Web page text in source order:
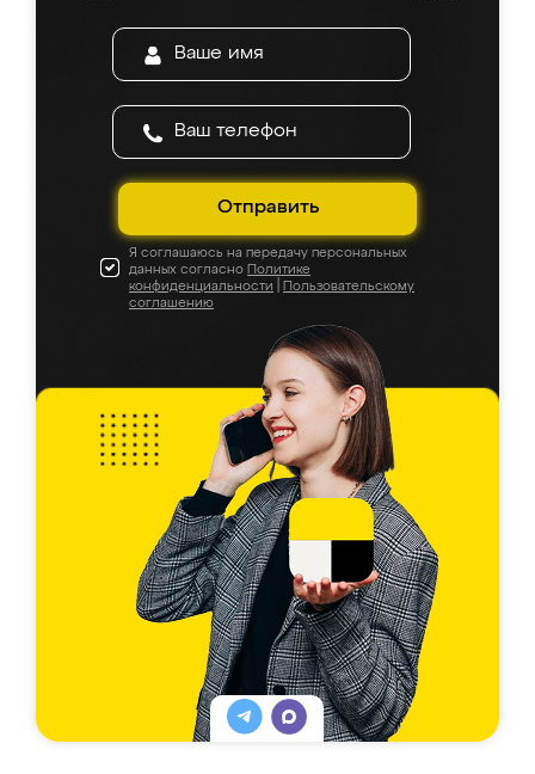
Отправить
Я соглашаюсь на передачу персональных
данных согласно Политике
конфиденциальности
Пользовательскому
соглашению